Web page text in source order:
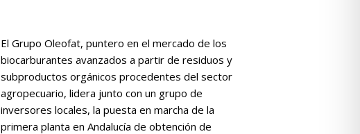
El Grupo Oleofat, puntero en el mercado de los
biocarburantes avanzados a partir de residuos y
subproductos orgánicos procedentes del sector
agropecuario, lidera junto con un grupo de
inversores locales, la puesta en marcha de la
primera planta en Andalucía de obtención de